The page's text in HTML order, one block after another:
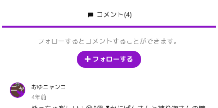
コメント(4)
フォローするとコメントすることができます。
フォローする
おゆニャンコ
4年前